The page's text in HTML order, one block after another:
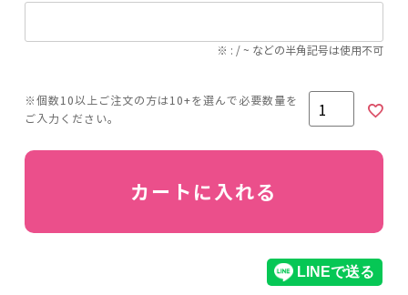
須)
※ : / ~ などの半角記号は使用不可
カートに入れる